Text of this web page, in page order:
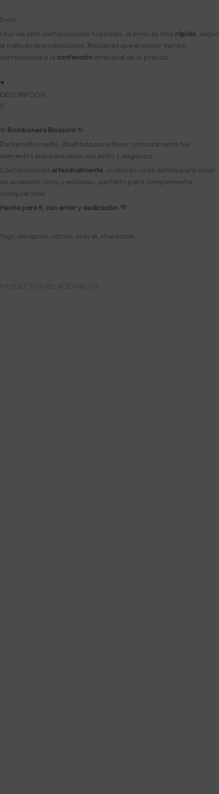
Envío
Una vez esté confeccionado tu pedido, el envío es muy rápido, según
el método que selecciones. Recuerda que el mayor tiempo
corresponde a la confección artesanal de la prenda.
DESCRIPCIÓN
✨ Bombonera Blossom ✨
De tamaño medio, diseñada para llevar cómodamente tus
elementos indispensables con estilo y elegancia.
Confeccionada artesanalmente, cuidando cada detalle para crear
un accesorio único y exclusivo, perfecto para complementar
cualquier look.
Hecha para ti, con amor y dedicación. 💙
tags: amapola. carmín, lady di, sherezade
PRODUCTOS RELACIONADOS